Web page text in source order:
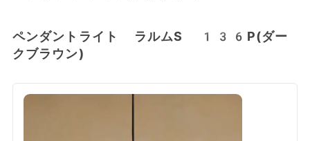
ペンダントライト ラルムS 136P(ダー
クブラウン)